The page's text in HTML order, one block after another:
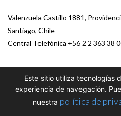
Valenzuela Castillo 1881,
Santiago, Chile
Central Telefónica +56 2 2 363 38
© 2026 Paz Ciudadana
Este sitio utiliza tecnologías
experiencia de navegación.
nuestra política de